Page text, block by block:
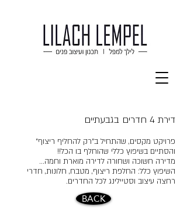
דירת 4 חדרים בגבעתיים
פרויקט מקסים, שהתחיל ב"רק להחליף ריצוף"
והסתיים בשיפוץ כללי שהוחלף בו הכל!!
מדירה חשוכה ושחורה לדירה מוארת וחמה...
השיפוץ כלל: החלפת ריצוף, מטבח, חלונות, חדרי
רחצה עיצוב וסטיילינג לכל החדרים.
BACK